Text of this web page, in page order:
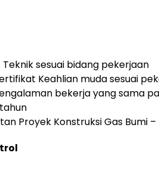
Teknik sesuai bidang pekerjaan
Keahlian muda sesuai
bekerja yang sama
Proyek Konstruksi Gas Bumi